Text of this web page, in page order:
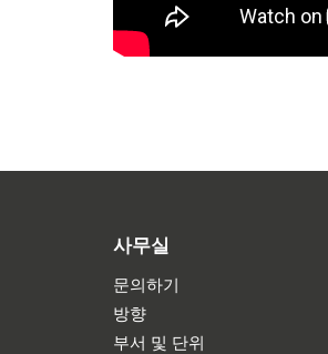
사무실
문의하기
방향
부서 및 단위